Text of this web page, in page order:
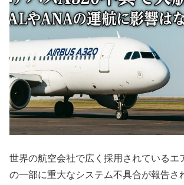
世界の航空会社で広く採用されているエ
の一部に重大なシステム不具合が報告さ